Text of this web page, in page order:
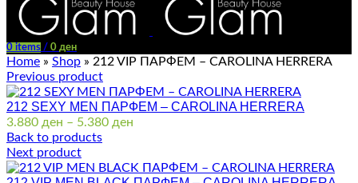
0 items / 0 ден
Home » Shop » 212 VIP ПАРФЕМ – CAROLINA HERRERA
Previous product
212 SEXY MEN ПАРФЕМ – CAROLINA HERRERA
3.880 ден – 5.380 ден
through
Back to products
Next product